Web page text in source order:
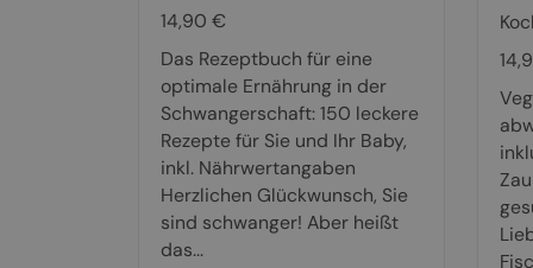
14,90 €
Das Rezeptbuch für eine
optimale Ernährung in der
Schwangerschaft: 150 leckere
Rezepte für Sie und Ihr Baby,
inkl. Nährwertangaben
Herzlichen Glückwunsch, Sie
sind schwanger! Aber heißt
das...